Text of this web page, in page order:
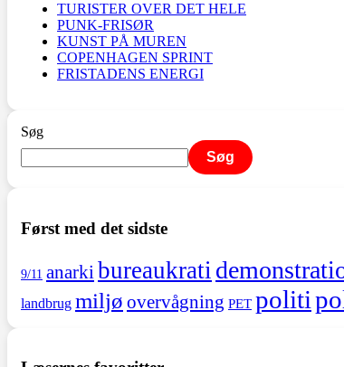
TURISTER OVER DET HELE
PUNK-FRISØR
KUNST PÅ MUREN
COPENHAGEN SPRINT
FRISTADENS ENERGI
Søg
Søg
Først med det sidste
9/11 anarki bureaukrati
landbrug miljø overvågning PET politi